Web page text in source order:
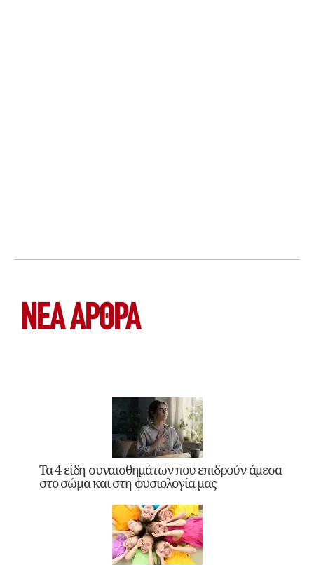
ΝΕΑ ΆΡΘΡΑ
Τα 4 είδη συναισθημάτων που επιδρούν άμεσα
στο σώμα και στη φυσιολογία μας